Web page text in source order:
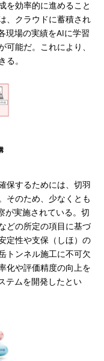
を効率的に進めること
、クラウドに蓄積され
現場の実績をAIに学習
可能だ。これにより、
る。
保するためには、切羽
そのため、少なくとも
が実施されている。切
どの所定の項目に基づ
定性や支保（しほ）の
トンネル施工に不可欠
化や評価精度の向上を
テムを開発したとい